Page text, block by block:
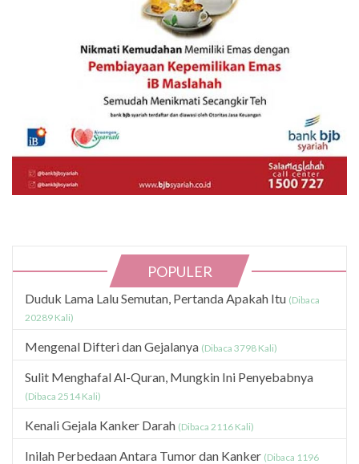
POPULER
Duduk Lama Lalu Semutan, Pertanda Apakah Itu (Dibaca
20289 Kali)
Mengenal Difteri dan Gejalanya (Dibaca 3798 Kali)
Sulit Menghafal Al-Quran, Mungkin Ini Penyebabnya
(Dibaca 2514 Kali)
Kenali Gejala Kanker Darah (Dibaca 2116 Kali)
Inilah Perbedaan Antara Tumor dan Kanker (Dibaca 1196